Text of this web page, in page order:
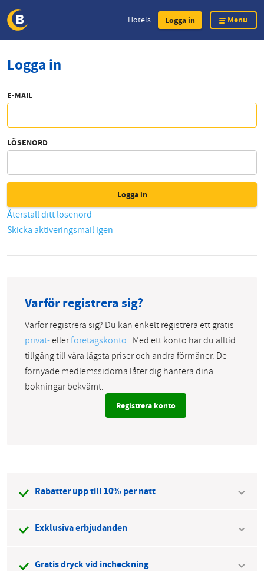
content
Hotels Logga in Menu
Logga in
E-MAIL
LÖSENORD
Återställ ditt lösenord
Skicka aktiveringsmail igen
Varför registrera sig?
Varför registrera sig? Du kan enkelt registrera ett gratis
privat-ellerföretagskonto . Med ett konto har du alltid
tillgång till våra lägsta priser och andra förmåner. De
förnyade medlemssidorna låter dig hantera dina
bokningar bekvämt.
Registrera konto
Rabatter upp till 10% per natt
Exklusiva erbjudanden
Gratis dryck vid incheckning